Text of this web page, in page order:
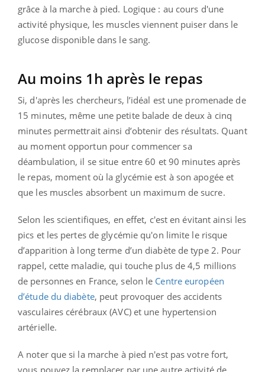
grâce à la marche à pied. Logique : au cours d'une
activité physique, les muscles viennent puiser dans le
glucose disponible dans le sang.
Au moins 1h après le repas
Si, d'après les chercheurs, l’idéal est une promenade de
15 minutes, même une petite balade de deux à cinq
minutes permettrait ainsi d’obtenir des résultats. Quant
au moment opportun pour commencer sa
déambulation, il se situe entre 60 et 90 minutes après
le repas, moment où la glycémie est à son apogée et
que les muscles absorbent un maximum de sucre.
Selon les scientifiques, en effet, c'est en évitant ainsi les
pics et les pertes de glycémie qu'on limite le risque
d’apparition à long terme d’un diabète de type 2. Pour
rappel, cette maladie, qui touche plus de 4,5 millions
de personnes en France, selon le Centre européen
d’étude du diabète, peut provoquer des accidents
vasculaires cérébraux (AVC) et une hypertension
artérielle.
A noter que si la marche à pied n'est pas votre fort,
vous pouvez la remplacer par une autre activité de